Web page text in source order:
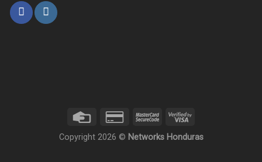
Copyright 2026 © Networks Honduras